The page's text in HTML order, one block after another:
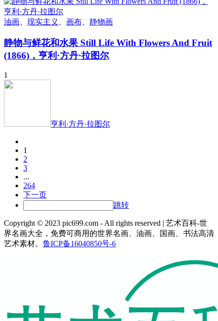
油画 现实主义 画布 静物画
静物与鲜花和水果 Still Life With Flowers And Fruit
(1866)，亨利·方丹·拉图尔
1
亨利·方丹·拉图尔
1
2
3
...
264
下一页
跳转
Copyright © 2023 pic699.com - All rights reserved | 艺术百科-世
界名画大全，免费可商用的世界名画、油画、国画、书法高清
艺术素材。 鲁ICP备16040850号-6